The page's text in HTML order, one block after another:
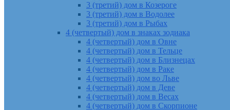
3 (третий) дом в Козероге
3 (третий) дом в Водолее
3 (третий) дом в Рыбах
4 (четвертый) дом в знаках зодиака
4 (четвертый) дом в Овне
4 (четвертый) дом в Тельце
4 (четвертый) дом в Близнецах
4 (четвертый) дом в Раке
4 (четвертый) дом во Льве
4 (четвертый) дом в Деве
4 (четвертый) дом в Весах
4 (четвертый) дом в Скорпионе